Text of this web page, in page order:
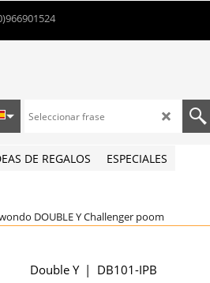
DE REGALOS ESPECIALES
DOUBLE Y Challenger poom
Double Y
DB101-IPB